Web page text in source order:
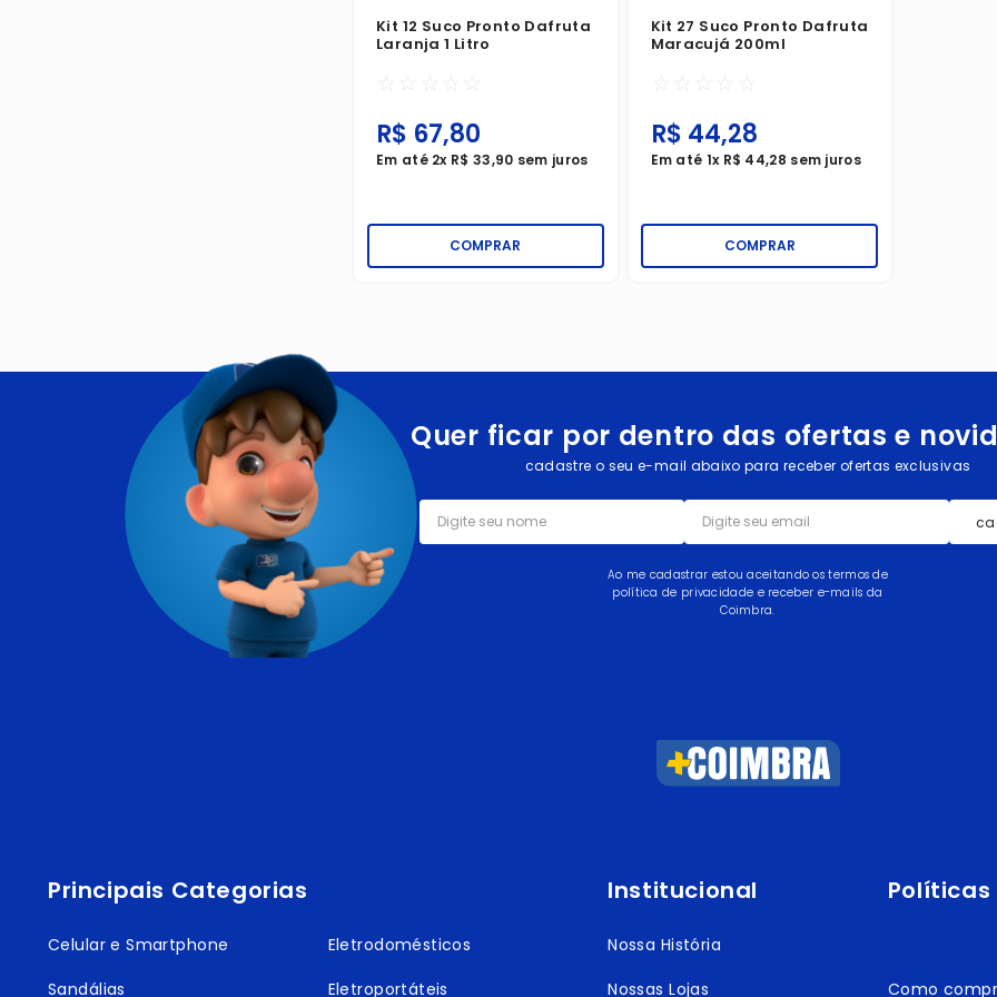
Kit 12 Suco Pronto Dafruta
Laranja 1 Litro
☆ ☆ ☆ ☆ ☆
R$ 67,80
Em até 2x R$ 33,90 sem juros
COMPRAR
Kit 27 Suco Pronto Dafruta
Maracujá 200ml
☆ ☆ ☆ ☆ ☆
R$ 44,28
Em até 1x R$ 44,28 sem juros
COMPRAR
Quer ficar por dentro das ofertas e
cadastre o seu e-mail abaixo para receber ofertas exclusivas
Ao me cadastrar estou aceitando os termos de
política de privacidade e receber e-mails da
Coimbra.
Principais Categorias
Celular e Smartphone
Sandálias
Eletrodomésticos
Eletroportáteis
Institucional
Nossa História
Nossas Lojas
Políticas
Como